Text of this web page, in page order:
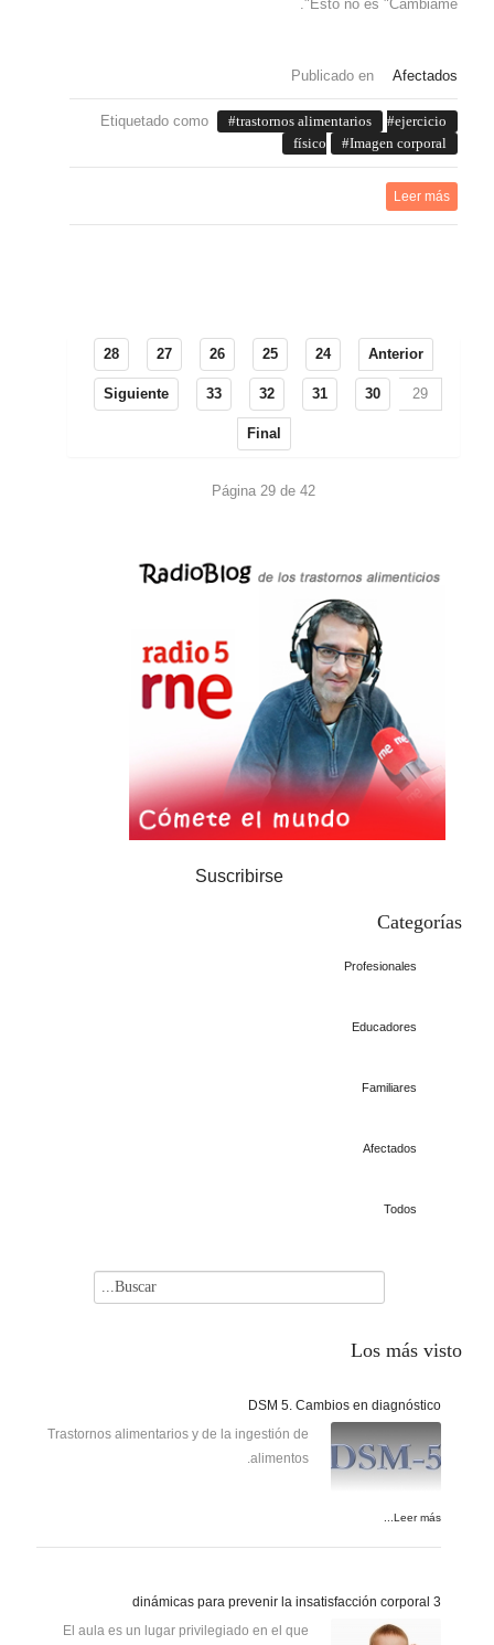
Esto no es "Cámbiame".
Publicado en Afectados
Etiquetado como trastornos alimentarios
ejercicio
físico
Imagen corporal
Leer más
Anterior
24
25
26
27
28
29
30
31
32
33
Siguiente
Final
Página 29 de 42
Suscribirse
Categorías
Profesionales
Educadores
Familiares
Afectados
Todos
Los más visto
DSM 5. Cambios en diagnóstico
Trastornos alimentarios y de la ingestión de
alimentos.
Leer más...
3 dinámicas para prevenir la insatisfacción corporal
El aula es un lugar privilegiado en el que